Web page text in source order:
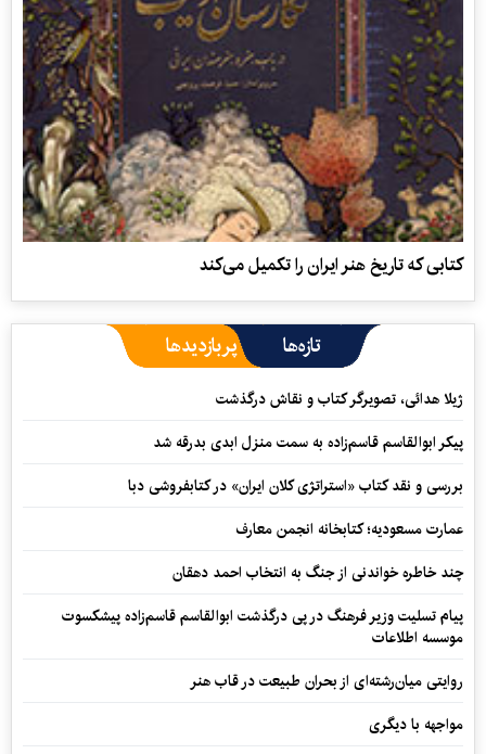
کتابی که تاریخ هنر ایران را تکمیل می‌کند
تازه‌ها پربازدیدها
ژیلا هدائی، تصویرگر کتاب و نقاش درگذشت
پیکر ابوالقاسم قاسم‌زاده به سمت منزل ابدی بدرقه شد
بررسی و نقد کتاب «استراتژی کلان ایران» در کتابفروشی دبا
عمارت مسعودیه؛ کتابخانه انجمن معارف
چند خاطره خواندنی از جنگ به انتخاب احمد دهقان
پیام تسلیت وزیر فرهنگ در پی درگذشت ابوالقاسم قاسم‌زاده پیشکسوت
موسسه اطلاعات
روایتی میان‌رشته‌ای از بحران طبیعت در قاب هنر
مواجهه با دیگری